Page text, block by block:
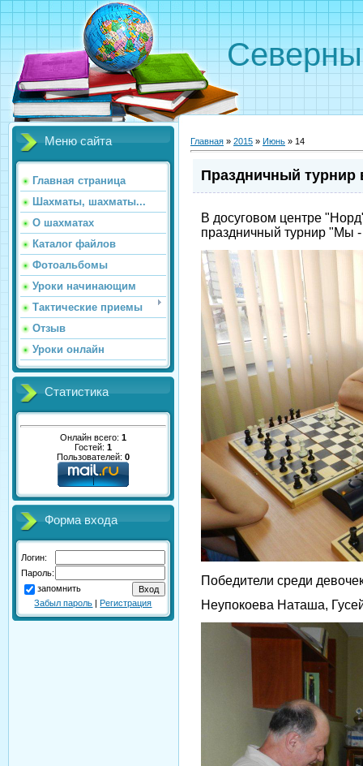
Меню сайта
Главная страница
Шахматы, шахматы...
О шахматах
Каталог файлов
Фотоальбомы
Уроки начинающим
Тактические приемы
Отзыв
Уроки онлайн
Статистика
Онлайн всего: 1
Гостей: 1
Пользователей: 0
Форма входа
Логин:
Пароль:
запомнить
Забыл пароль |Регистрация
Главная » 2015 » Июнь » 14
Праздничный турнир
В досуговом центре
праздничный турнир "Мы
Победители среди
Неупокоева Наташа,